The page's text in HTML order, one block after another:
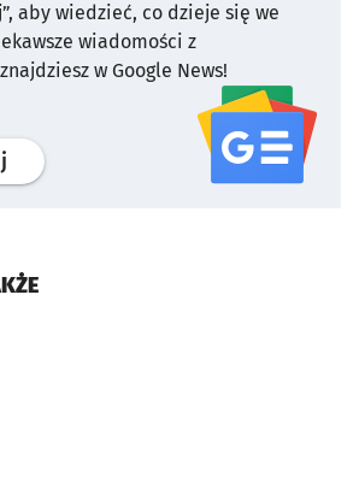
aby wiedzieć, co dzieje się we
wiadomości z
w Google News!
profil serwisu